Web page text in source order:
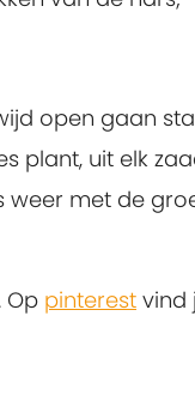
open gaan
plant, uit elk
weer met de
Op pinterest vind